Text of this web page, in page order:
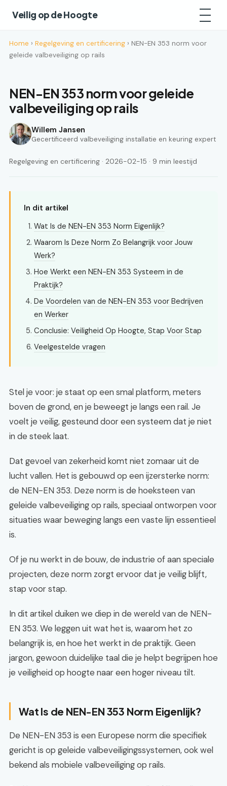
Veilig op de Hoogte
Home › Regelgeving en certificering › NEN-EN 353 norm voor
geleide valbeveiliging op rails
NEN-EN 353 norm voor geleide
valbeveiliging op rails
Willem Jansen
Gecertificeerd valbeveiliging installatie en keuring expert
Regelgeving en certificering · 2026-02-15 · 9 min leestijd
In dit artikel
Wat Is de NEN-EN 353 Norm Eigenlijk?
Waarom Is Deze Norm Zo Belangrijk voor Jouw
Werk?
Hoe Werkt een NEN-EN 353 Systeem in de
Praktijk?
De Voordelen van de NEN-EN 353 voor Bedrijven
en Werker
Conclusie: Veiligheid Op Hoogte, Stap Voor Stap
Veelgestelde vragen
Stel je voor: je staat op een smal platform, meters
boven de grond, en je beweegt je langs een rail. Je
voelt je veilig, gesteund door een systeem dat je niet
in de steek laat.
Dat gevoel van zekerheid komt niet zomaar uit de
lucht vallen. Het is gebouwd op een ijzersterke norm:
de NEN-EN 353. Deze norm is de hoeksteen van
geleide valbeveiliging op rails, speciaal ontworpen voor
situaties waar beweging langs een vaste lijn essentieel
is.
Of je nu werkt in de bouw, de industrie of aan speciale
projecten, deze norm zorgt ervoor dat je veilig blijft,
stap voor stap.
In dit artikel duiken we diep in de wereld van de NEN-
EN 353. We leggen uit wat het is, waarom het zo
belangrijk is, en hoe het werkt in de praktijk. Geen
jargon, gewoon duidelijke taal die je helpt begrijpen hoe
je veiligheid op hoogte naar een hoger niveau tilt.
Wat Is de NEN-EN 353 Norm Eigenlijk?
De NEN-EN 353 is een Europese norm die specifiek
gericht is op geleide valbeveiligingssystemen, ook wel
bekend als mobiele valbeveiliging op rails.